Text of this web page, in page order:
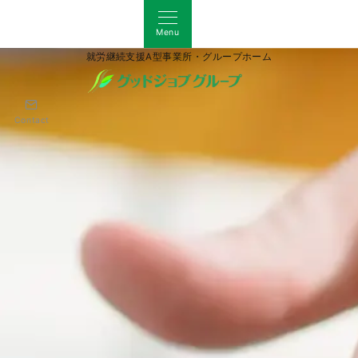
Menu
就労継続支援A型事業所・グループホーム
Contact